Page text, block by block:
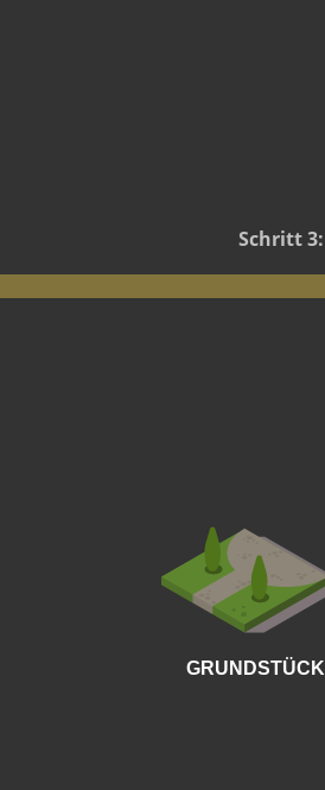
Schritt 3:
GRUNDSTÜCK